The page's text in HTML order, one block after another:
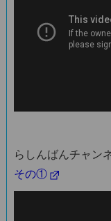
らしんばんチャン
その①